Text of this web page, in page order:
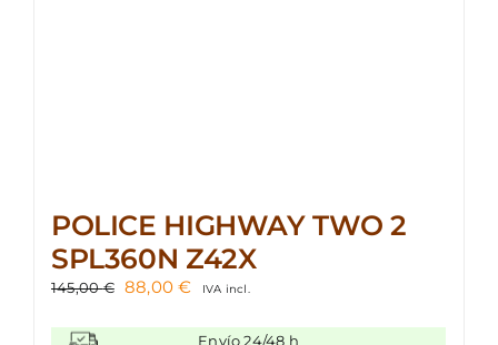
POLICE HIGHWAY TWO 2
SPL360N Z42X
145,00€ El
original
88,00€ El
actual
IVA incl.
Envío 24/48 h